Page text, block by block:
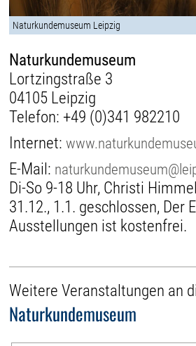
Naturkundemuseum Leipzig
Naturkundemuseum
Lortzingstraße 3
04105 Leipzig
Telefon: +49 (0)341 982210
Internet:
E-Mail:
Di-So 9-18 Uhr, Christi
31.12., 1.1. geschlossen, Der
Ausstellungen ist kostenfrei.
Weitere Veranstaltungen an
Naturkundemuseum